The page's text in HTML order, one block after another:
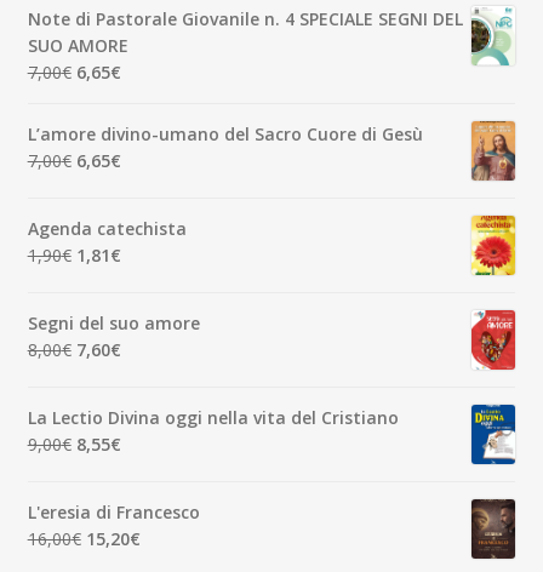
era:
5,00€.
è:
4,75€.
Note di Pastorale Giovanile n. 4 SPECIALE SEGNI DEL
SUO AMORE
7,00€ Il
originale
era:
6,65€Il
attuale
è:
L’amore divino-umano del Sacro Cuore di Gesù
7,00€ Il
era:
7,00€.
6,65€Il
è:
6,65€.
Agenda catechista
1,90€ Il
era:
1,90€.
1,81€Il
è:
1,81€.
Segni del suo amore
8,00€ Il
era:
8,00€.
7,60€Il
è:
7,60€.
La Lectio Divina oggi nella vita del Cristiano
9,00€ Il
era:
9,00€.
8,55€Il
è:
8,55€.
L'eresia di Francesco
16,00€ Il
15,20€Il